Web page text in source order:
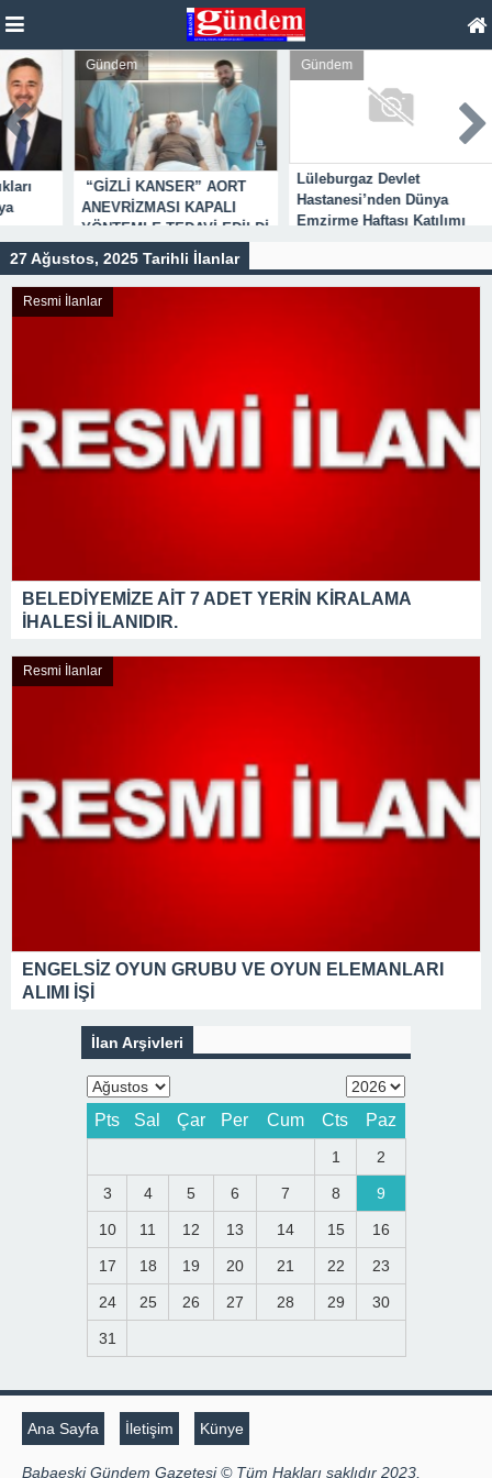
Gündem
“GİZLİ KANSER” AORT
ANEVRİZMASI KAPALI
YÖNTEMLE TEDAVİ EDİLDİ
Gündem
Lüleburgaz Devlet
Hastanesi’nden Dünya
Emzirme Haftası Katılımı
27 Ağustos, 2025 Tarihli İlanlar
Resmi İlanlar
BELEDİYEMİZE AİT 7 ADET YERİN KİRALAMA
İHALESİ İLANIDIR.
Resmi İlanlar
ENGELSİZ OYUN GRUBU VE OYUN ELEMANLARI
ALIMI İŞİ
İlan Arşivleri
Pts Sal Çar Per Cum Cts Paz
1 2
3 4 5 6 7 8 9
10 11 12 13 14 15 16
17 18 19 20 21 22 23
24 25 26 27 28 29 30
31
Ana Sayfa İletişim Künye
Babaeski Gündem Gazetesi © Tüm Hakları saklıdır 2023,